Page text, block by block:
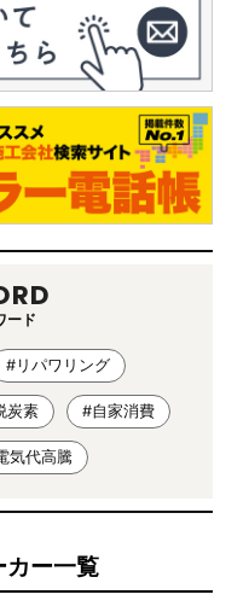
ード
#リパワリング
炭素 #自家消費
気代高騰
カー一覧